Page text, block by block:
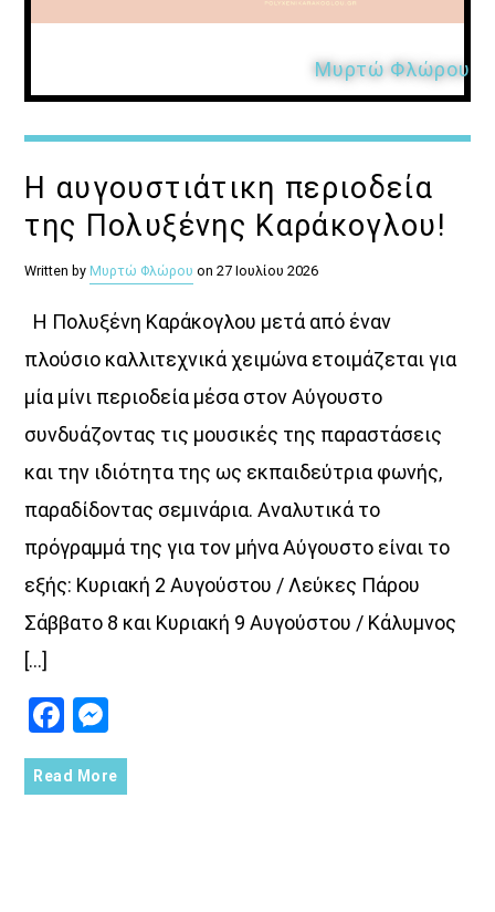
Μυρτώ Φλώρου
Η αυγουστιάτικη περιοδεία
της Πολυξένης Καράκογλου!
Written byΜυρτώ Φλώρου on 27 Ιουλίου 2026
Η Πολυξένη Καράκογλου μετά από έναν
πλούσιο καλλιτεχνικά χειμώνα ετοιμάζεται για
μία μίνι περιοδεία μέσα στον Αύγουστο
συνδυάζοντας τις μουσικές της παραστάσεις
και την ιδιότητα της ως εκπαιδεύτρια φωνής,
παραδίδοντας σεμινάρια. Αναλυτικά το
πρόγραμμά της για τον μήνα Αύγουστο είναι το
εξής: Κυριακή 2 Αυγούστου / Λεύκες Πάρου
Σάββατο 8 και Κυριακή 9 Αυγούστου / Κάλυμνος
[…]
Facebook
Read More